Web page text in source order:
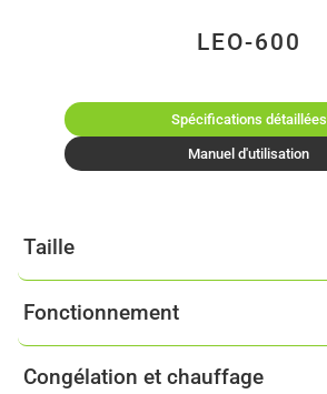
LEO-600
Spécifications détaillées
Manuel d'utilisation
Taille
Fonctionnement
Congélation et chauffage